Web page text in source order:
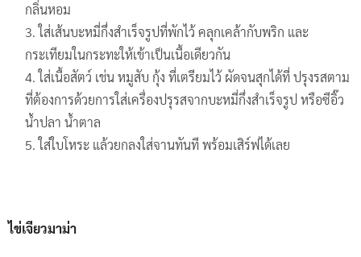
กลิ่นหอม
ใส่เส้นบะหมี่กึ่งสำเร็จรูปที่พักไว้ คลุกเคล้ากับพริก และ
กระเทียมในกระทะให้เข้าเป็นเนื้อเดียวกัน
ใส่เนื้อสัตว์ เช่น หมูสับ กุ้ง ที่เตรียมไว้ ผัดจนสุกได้ที่ ปรุงรสตาม
ที่ต้องการด้วยการใส่เครื่องปรุรสจากบะหมี่กึ่งสำเร็จรูป หรือซีอิ๊ว
น้ำปลา น้ำตาล
ใส่ใบโหระ แล้วยกลงใส่จานทันที พร้อมเสิร์ฟได้เลย
ไข่เจียวมาม่า